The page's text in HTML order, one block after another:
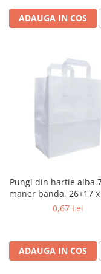
ADAUGA IN COS
Pungi din hartie alba
maner banda, 26+17
0,67 Lei
ADAUGA IN COS